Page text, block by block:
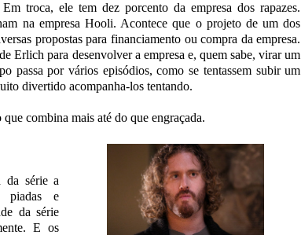
troca, ele tem dez porcento da empresa dos rapazes.
na empresa Hooli. Acontece que o projeto de um dos
propostas para financiamento ou compra da empresa.
Erlich para desenvolver a empresa e, quem sabe, virar um
passa por vários episódios, como se tentassem subir um
divertido acompanha-los tentando.
combina mais até do que engraçada.
da série a
piadas e
da série
E os